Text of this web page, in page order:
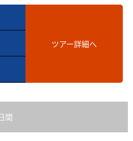
ツアー詳細へ
間